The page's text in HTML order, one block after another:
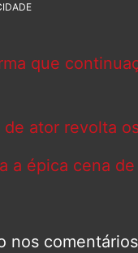
que
ator revolta
a épica cena
nos